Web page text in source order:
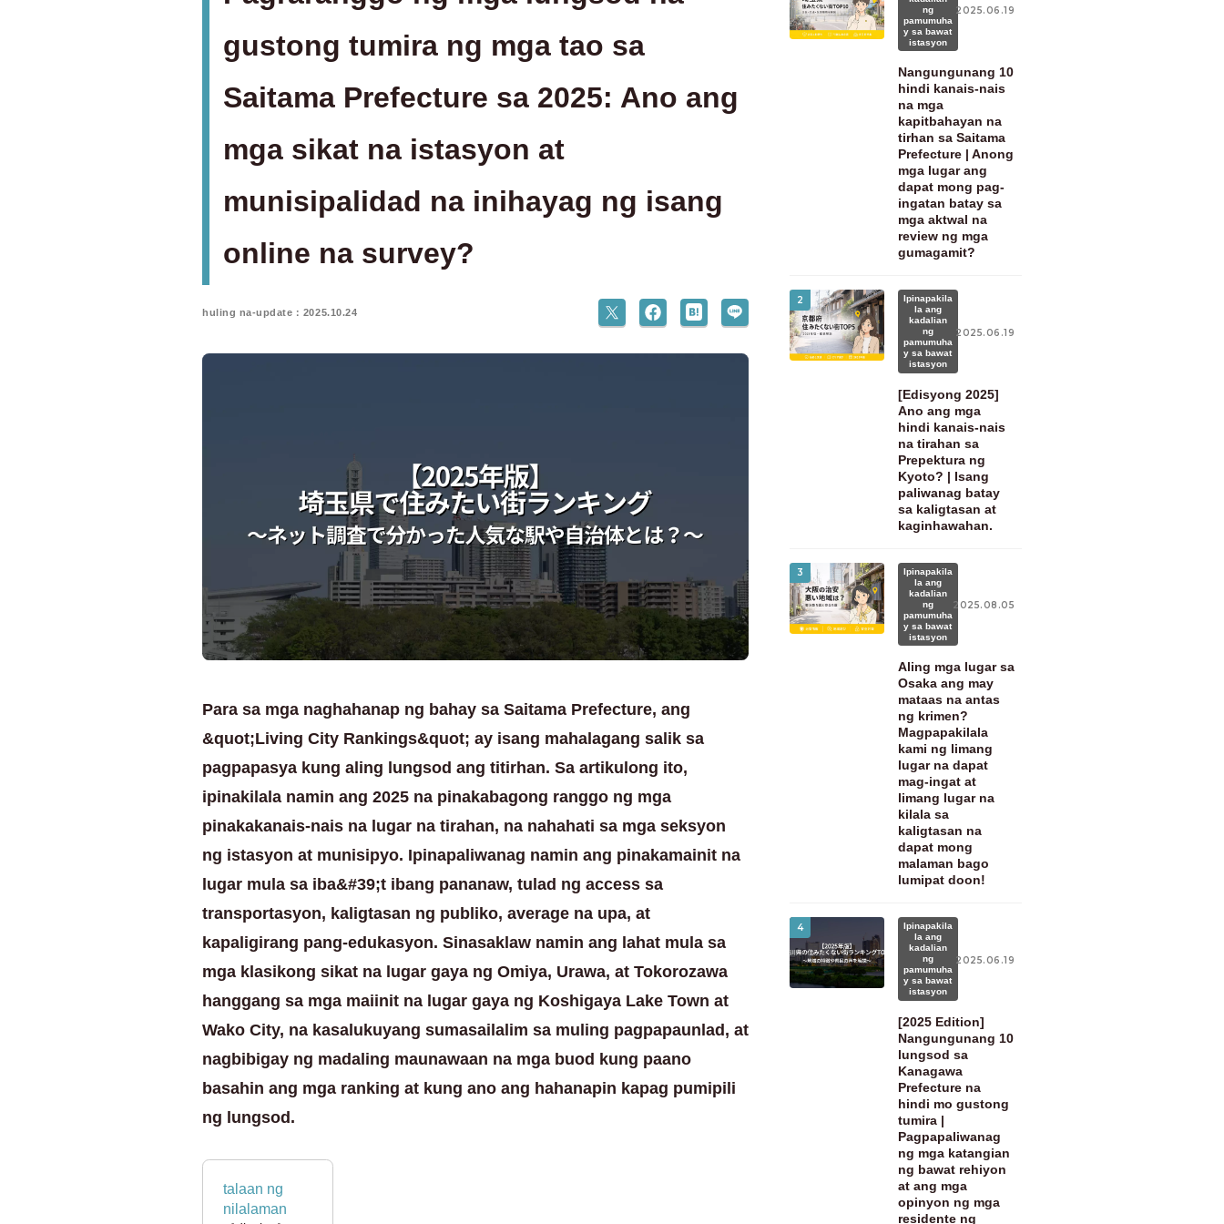
gustong tumira ng mga tao sa
Saitama Prefecture sa 2025: Ano ang
mga sikat na istasyon at
munisipalidad na inihayag ng isang
online na survey?
huling na-update：2025.10.24
Para sa mga naghahanap ng bahay sa Saitama Prefecture, ang
&quot;Living City Rankings&quot; ay isang mahalagang salik sa
pagpapasya kung aling lungsod ang titirhan. Sa artikulong ito,
ipinakilala namin ang 2025 na pinakabagong ranggo ng mga
pinakakanais-nais na lugar na tirahan, na nahahati sa mga seksyon
ng istasyon at munisipyo. Ipinapaliwanag namin ang pinakamainit na
lugar mula sa iba&#39;t ibang pananaw, tulad ng access sa
transportasyon, kaligtasan ng publiko, average na upa, at
kapaligirang pang-edukasyon. Sinasaklaw namin ang lahat mula sa
mga klasikong sikat na lugar gaya ng Omiya, Urawa, at Tokorozawa
hanggang sa mga maiinit na lugar gaya ng Koshigaya Lake Town at
Wako City, na kasalukuyang sumasailalim sa muling pagpapaunlad, at
nagbibigay ng madaling maunawaan na mga buod kung paano
basahin ang mga ranking at kung ano ang hahanapin kapag pumipili
ng lungsod.
talaan ng
nilalaman
ng
pamumuha
y sa bawat
istasyon
2025.06.19
Nangungunang 10
hindi kanais-nais
na mga
kapitbahayan na
tirhan sa Saitama
Prefecture | Anong
mga lugar ang
dapat mong pag-
ingatan batay sa
mga aktwal na
review ng mga
gumagamit?
2
Ipinapakila
la ang
kadalian
ng
pamumuha
y sa bawat
istasyon
2025.06.19
[Edisyong 2025]
Ano ang mga
hindi kanais-nais
na tirahan sa
Prepektura ng
Kyoto? | Isang
paliwanag batay
sa kaligtasan at
kaginhawahan.
3
Ipinapakila
la ang
kadalian
ng
pamumuha
y sa bawat
istasyon
2025.08.05
Aling mga lugar sa
Osaka ang may
mataas na antas
ng krimen?
Magpapakilala
kami ng limang
lugar na dapat
mag-ingat at
limang lugar na
kilala sa
kaligtasan na
dapat mong
malaman bago
lumipat doon!
4
Ipinapakila
la ang
kadalian
ng
pamumuha
y sa bawat
istasyon
2025.06.19
[2025 Edition]
Nangungunang 10
lungsod sa
Kanagawa
Prefecture na
hindi mo gustong
tumira |
Pagpapaliwanag
ng mga katangian
ng bawat rehiyon
at ang mga
opinyon ng mga
residente ng